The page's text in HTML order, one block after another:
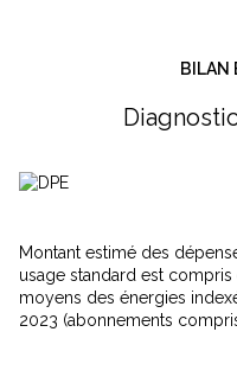
Dépôt de garantie: 12300€
lieux d’entrée (Loi ALUR)
Loyer de référence: 5539€
sont disponibles sur le site
www.georisques.gouv.fr
BILAN
Montant estimé des
usage standard est
moyens des énergies
2023 (abonnements